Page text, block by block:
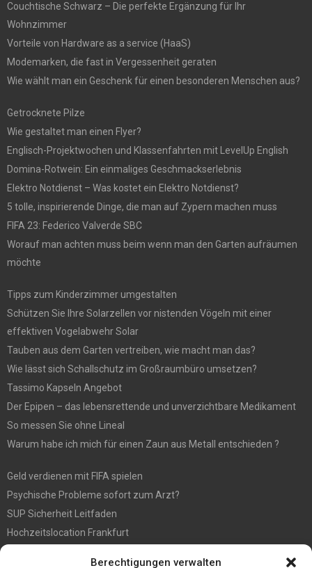
Berechtigungen verwalten
Couchtische Schwarz – Die perfekte Ergänzung für Ihr
Wohnzimmer
Vorteile von Hardware as a service (HaaS)
Modemarken, die fast in Vergessenheit geraten
Wie wählt man ein Geschenk für einen besonderen Menschen aus?
Getrocknete Pilze
Wie gestaltet man einen Flyer?
Englisch-Projektwochen und Klassenfahrten mit LevelUp English
Domina-Rotwein: Ein einmaliges Geschmackserlebnis
Elektro Notdienst – Was kostet ein Elektro Notdienst?
5 tolle, inspirierende Dinge, die man auf Zypern machen muss
FIFA 23: Federico Valverde SBC
Worauf man achten muss beim wenn man den Garten aufräumen
möchte
Tipps zum Kinderzimmer umgestalten
Schützen Sie Ihre Solarzellen vor nistenden Vögeln mit einer
effektiven Vogelabwehr Solar
Tauben aus dem Garten vertreiben, wie macht man das?
Wie lässt sich Schallschutz im Großraumbüro umsetzen?
Tassimo Kapseln Angebot
Der Epipen – das lebensrettende und unverzichtbare Medikament
So messen Sie ohne Lineal
Warum habe ich mich für einen Zaun aus Metall entschieden ?
Geld verdienen mit FIFA spielen
Psychische Probleme sofort zum Arzt?
SUP Sicherheit Leitfaden
Hochzeitslocation Frankfurt